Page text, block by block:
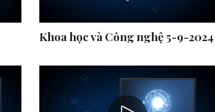
Khoa học và Công nghệ 5-9-2024